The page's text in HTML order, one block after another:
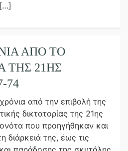
ΑΠΟ ΤΟ
ΤΗΣ 21ΗΣ
74
από την επιβολή της
δικτατορίας της 21ης
που προηγήθηκαν και
της, έως τις